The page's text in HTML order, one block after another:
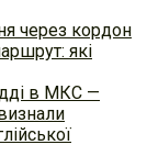
через кордон
які
в МКС —